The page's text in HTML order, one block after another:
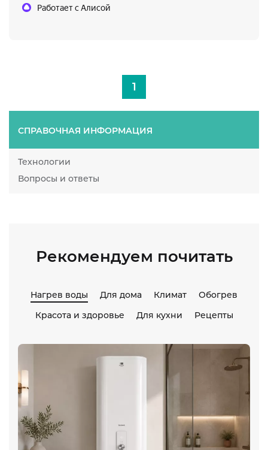
СПРАВОЧНАЯ ИНФОРМАЦИЯ
Технологии
Вопросы и ответы
Работает с Алисой
1
Рекомендуем почитать
Нагрев воды Для дома Климат
Обогрев
Красота и здоровье
Для кухни Рецепты